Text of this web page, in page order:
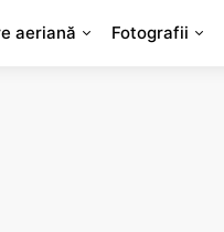
aeriană Fotografii